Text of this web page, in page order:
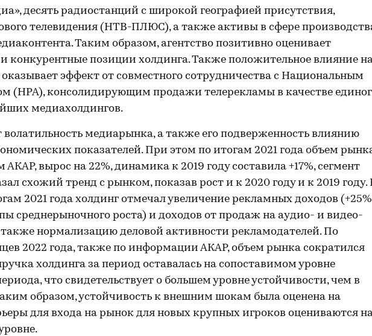
десять радиостанций с широкой географией присутствия,
телевидения (НТВ-ПЛЮС), а также активы в сфере
Таким образом, агентство позитивно оценивает
конкурентные позиции холдинга. Также положительное влияние
эффект от совместного сотрудничества с Национальным
(НРА), консолидирующим продажи телерекламы в качестве
медиахолдингов.
волатильность медиарынка, а также его подверженность влиянию
показателей. При этом по итогам 2021 года объем
вырос на 22%, динамика к 2019 году составила +17%, сегмент
схожий тренд с рынком, показав рост и к 2020 году и к 2019 году.
2021 года холдинг отмечал увеличение рекламных доходов
среднерыночного роста) и доходов от продаж на аудио- и видео-
также нормализацию деловой активности рекламодателей. По
2022 года, также по информации АКАР, объем рынка сократился
холдинга за период оставалась на сопоставимом уровне
что свидетельствует о большем уровне устойчивости, чем в
образом, устойчивость к внешним шокам была оценена на
для входа на рынок для новых крупных игроков оцениваются